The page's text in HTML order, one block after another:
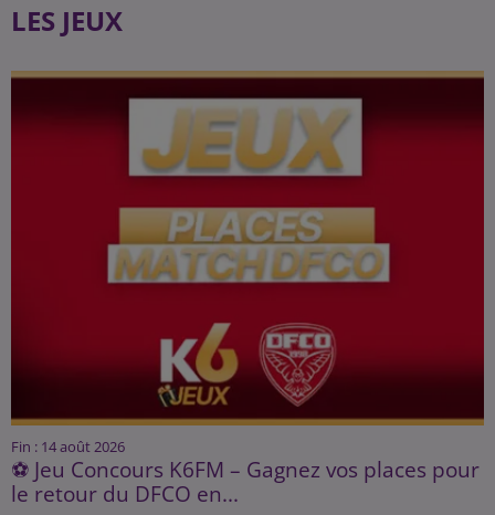
LES JEUX
Fin : 14 août 2026
⚽ Jeu Concours K6FM – Gagnez vos places pour
le retour du DFCO en...